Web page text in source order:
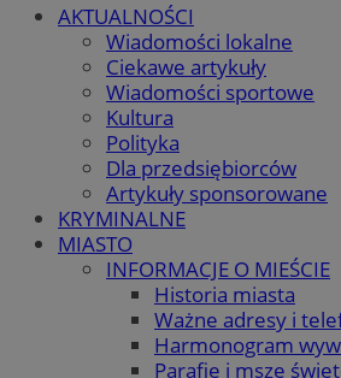
AKTUALNOŚCI
Wiadomości lokalne
Ciekawe artykuły
Wiadomości sportowe
Kultura
Polityka
Dla przedsiębiorców
Artykuły sponsorowane
KRYMINALNE
MIASTO
INFORMACJE O MIEŚCIE
Historia miasta
Ważne adresy i
Harmonogram
Parafie i msze